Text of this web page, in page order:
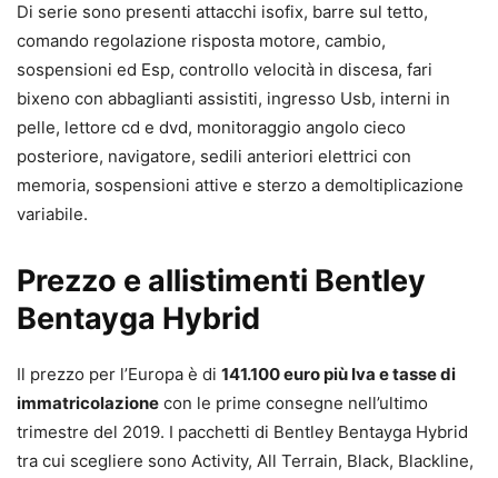
Di serie sono presenti attacchi isofix, barre sul tetto,
comando regolazione risposta motore, cambio,
sospensioni ed Esp, controllo velocità in discesa, fari
bixeno con abbaglianti assistiti, ingresso Usb, interni in
pelle, lettore cd e dvd, monitoraggio angolo cieco
posteriore, navigatore, sedili anteriori elettrici con
memoria, sospensioni attive e sterzo a demoltiplicazione
variabile.
Prezzo e allistimenti Bentley
Bentayga Hybrid
Il prezzo per l’Europa è di 141.100 euro più Iva e tasse di
immatricolazione con le prime consegne nell’ultimo
trimestre del 2019. I pacchetti di Bentley Bentayga Hybrid
tra cui scegliere sono Activity, All Terrain, Black, Blackline,